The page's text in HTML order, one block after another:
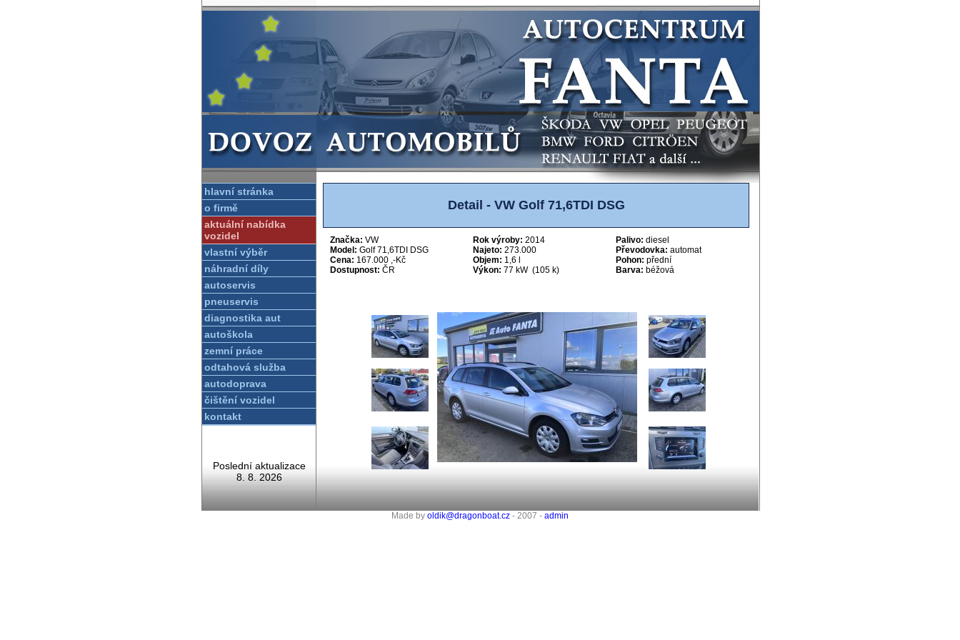
hlavní stránka
o firmě
aktuální nabídka
vozidel
vlastní výběr
náhradní díly
autoservis
pneuservis
diagnostika aut
autoškola
zemní práce
odtahová služba
autodoprava
čištění vozidel
kontakt
Poslední aktualizace
8. 8. 2026
Detail - VW Golf 71,6TDI DSG
Značka: VW
Model: Golf 71,6TDI DSG
Cena: 167.000 ,-Kč
Dostupnost: ČR
Rok výroby: 2014
Najeto: 273.000
Objem: 1,6 l
Výkon: 77 kW (105 k)
Palivo: diesel
Převodovka: automat
Pohon: přední
Barva: béžová
Made by oldik@dragonboat.cz - 2007 - admin